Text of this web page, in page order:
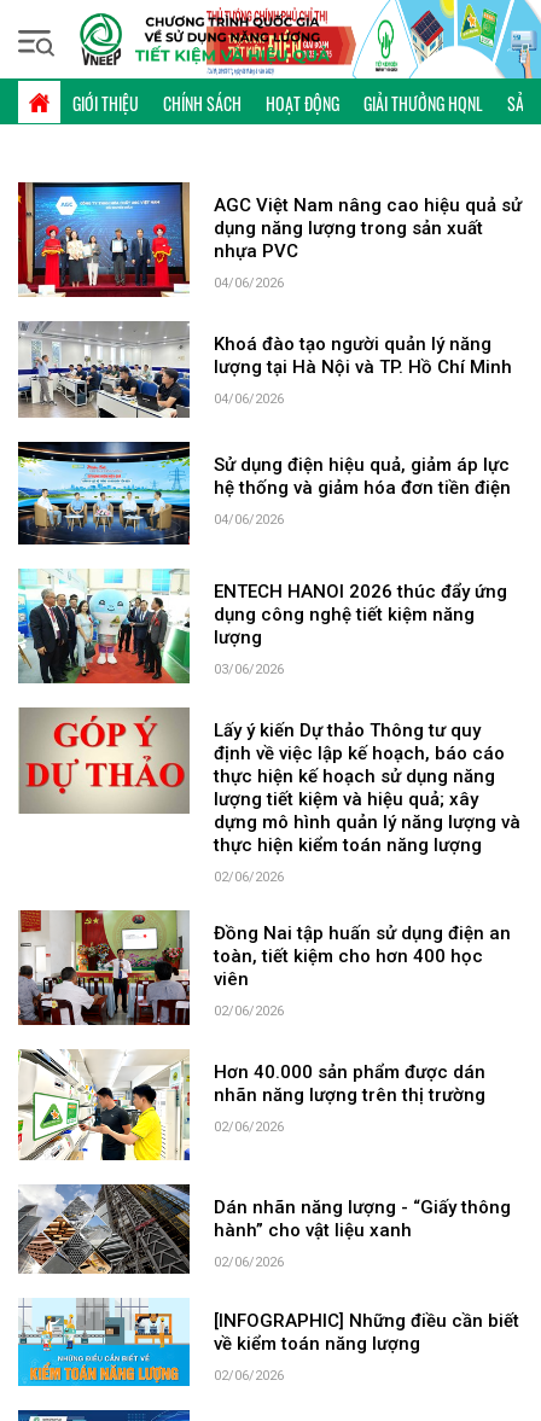
GIỚI THIỆU CHÍNH SÁCH HOẠT ĐỘNG GIẢI THƯỞNG HQNL SẢN
Thứ hai, 10/08/2026 | 12:41 GMT+7
TỪ KHÓA: TIẾT KIỆM
AGC Việt Nam nâng cao hiệu quả sử
dụng năng lượng trong sản xuất
nhựa PVC
04/06/2026
Khoá đào tạo người quản lý năng
lượng tại Hà Nội và TP. Hồ Chí Minh
04/06/2026
Sử dụng điện hiệu quả, giảm áp lực
hệ thống và giảm hóa đơn tiền điện
04/06/2026
ENTECH HANOI 2026 thúc đẩy ứng
dụng công nghệ tiết kiệm năng
lượng
03/06/2026
Lấy ý kiến Dự thảo Thông tư quy
định về việc lập kế hoạch, báo cáo
thực hiện kế hoạch sử dụng năng
lượng tiết kiệm và hiệu quả; xây
dựng mô hình quản lý năng lượng và
thực hiện kiểm toán năng lượng
02/06/2026
Đồng Nai tập huấn sử dụng điện an
toàn, tiết kiệm cho hơn 400 học
viên
02/06/2026
Hơn 40.000 sản phẩm được dán
nhãn năng lượng trên thị trường
02/06/2026
Dán nhãn năng lượng - “Giấy thông
hành” cho vật liệu xanh
02/06/2026
[INFOGRAPHIC] Những điều cần biết
về kiểm toán năng lượng
02/06/2026